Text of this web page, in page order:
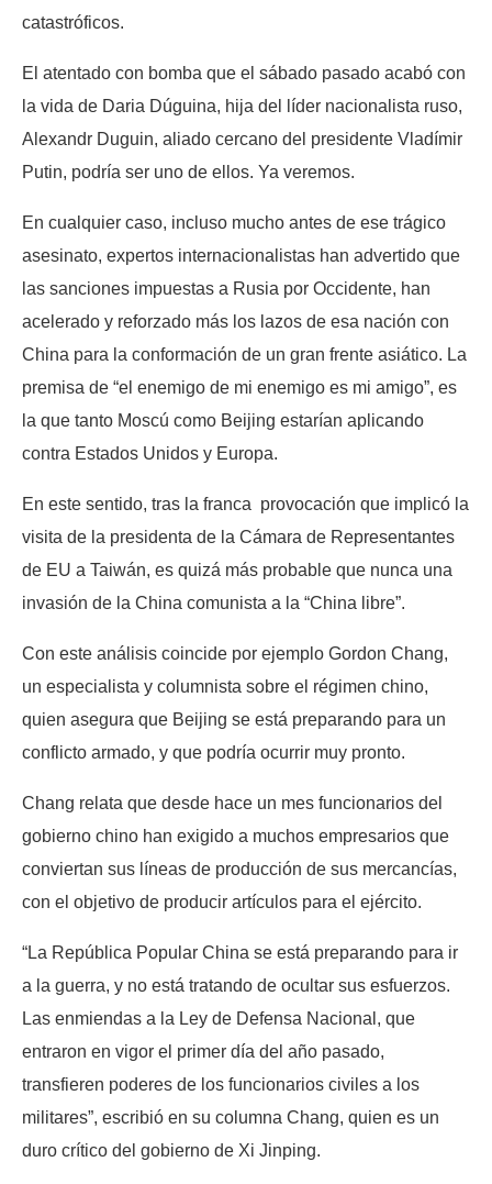
catastróficos.
El atentado con bomba que el sábado pasado acabó con
la vida de Daria Dúguina, hija del líder nacionalista ruso,
Alexandr Duguin, aliado cercano del presidente Vladímir
Putin, podría ser uno de ellos. Ya veremos.
En cualquier caso, incluso mucho antes de ese trágico
asesinato, expertos internacionalistas han advertido que
las sanciones impuestas a Rusia por Occidente, han
acelerado y reforzado más los lazos de esa nación con
China para la conformación de un gran frente asiático. La
premisa de “el enemigo de mi enemigo es mi amigo”, es
la que tanto Moscú como Beijing estarían aplicando
contra Estados Unidos y Europa.
En este sentido, tras la franca provocación que implicó la
visita de la presidenta de la Cámara de Representantes
de EU a Taiwán, es quizá más probable que nunca una
invasión de la China comunista a la “China libre”.
Con este análisis coincide por ejemplo Gordon Chang,
un especialista y columnista sobre el régimen chino,
quien asegura que Beijing se está preparando para un
conflicto armado, y que podría ocurrir muy pronto.
Chang relata que desde hace un mes funcionarios del
gobierno chino han exigido a muchos empresarios que
conviertan sus líneas de producción de sus mercancías,
con el objetivo de producir artículos para el ejército.
“La República Popular China se está preparando para ir
a la guerra, y no está tratando de ocultar sus esfuerzos.
Las enmiendas a la Ley de Defensa Nacional, que
entraron en vigor el primer día del año pasado,
transfieren poderes de los funcionarios civiles a los
militares”, escribió en su columna Chang, quien es un
duro crítico del gobierno de Xi Jinping.